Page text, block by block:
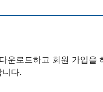
운로드하고 회원 가입을
니다.